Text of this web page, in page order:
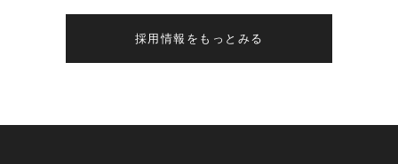
採用情報をもっとみる